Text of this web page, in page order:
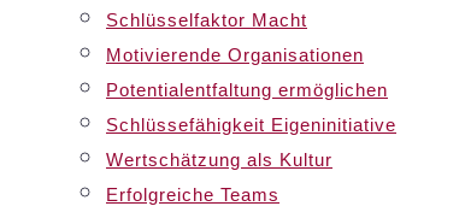
Schlüsselfaktor Macht
Motivierende Organisationen
Potentialentfaltung ermöglichen
Schlüssefähigkeit Eigeninitiative
Wertschätzung als Kultur
Erfolgreiche Teams